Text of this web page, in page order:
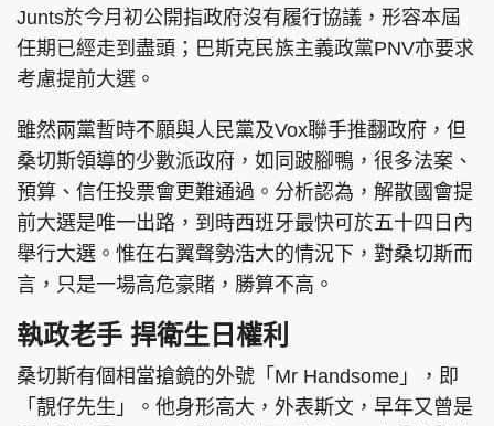
Junts於今月初公開指政府沒有履行協議，形容本屆
任期已經走到盡頭；巴斯克民族主義政黨PNV亦要求
考慮提前大選。
雖然兩黨暫時不願與人民黨及Vox聯手推翻政府，但
桑切斯領導的少數派政府，如同跛腳鴨，很多法案、
預算、信任投票會更難通過。分析認為，解散國會提
前大選是唯一出路，到時西班牙最快可於五十四日內
舉行大選。惟在右翼聲勢浩大的情況下，對桑切斯而
言，只是一場高危豪賭，勝算不高。
執政老手 捍衛生日權利
桑切斯有個相當搶鏡的外號「Mr Handsome」，即
「靚仔先生」。他身形高大，外表斯文，早年又曾是